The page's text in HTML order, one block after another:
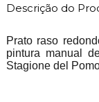
Descrição do
Prato raso
pintura manual
Stagione del